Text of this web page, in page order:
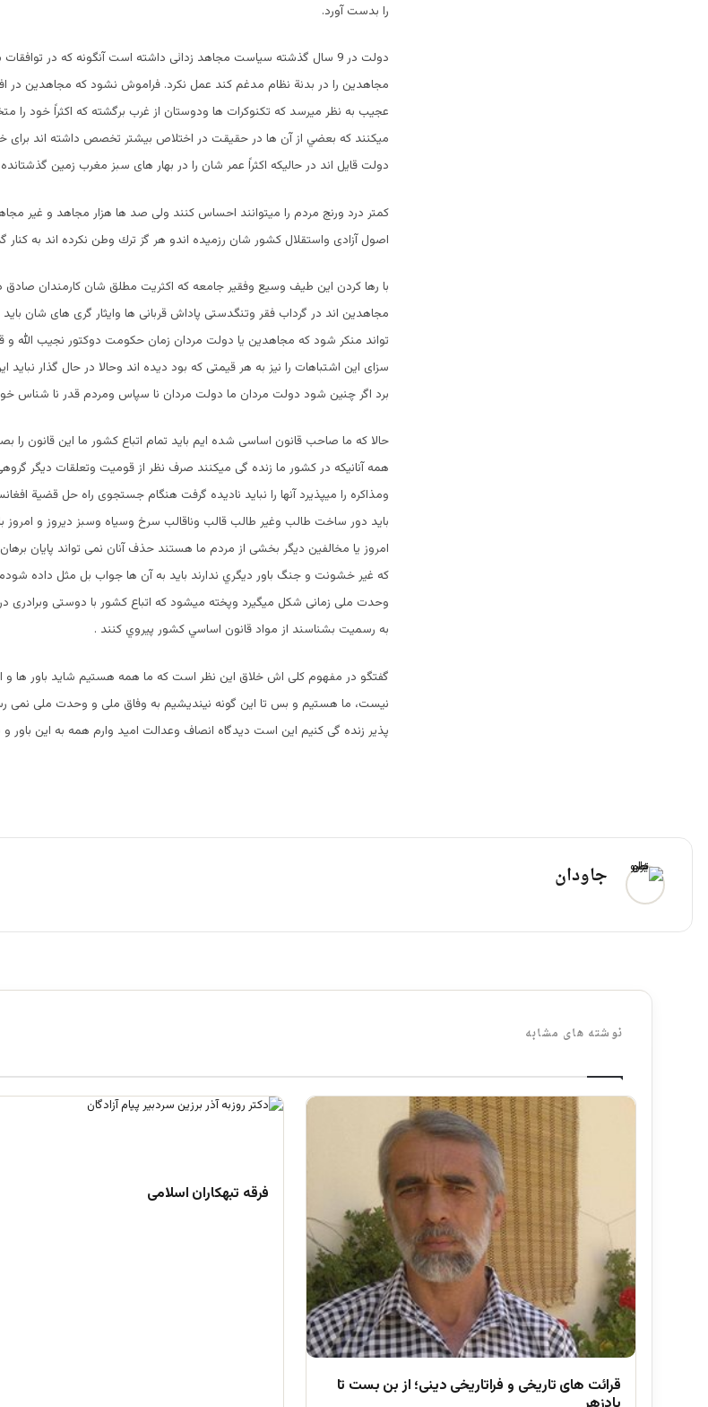
را بدست آورد.
دولت در 9 سال گذشته سیاست مجاهد زدائی داشته است آنگونه که در
مجاهدین را در بدنة نظام مدغم کند عمل نکرد. فراموش نشود که مجاهدین در
عجیب به نظر میرسد که تکنوکرات ها ودوستان از غرب برگشته که اکثراً خود
میکنند كه بعضي از آن ها در حقيقت در اختلاص بيشتر تخصص داشته اند برای
دولت قایل اند در حالیکه اکثراً عمر شان را در بهار های سبز مغرب زمین گذشتانده
کمتر درد ورنج مردم را میتوانند احساس کنند ولی صد ها هزار مجاهد و غير
اصول آزادی واستقلال کشور شان رزمیده اندو هر گز ترك وطن نكرده اند به کنار
با رها کردن این طیف وسیع وفقیر جامعه كه اكثريت مطلق شان كارمندان
مجاهدين اند در گرداب فقر وتنگدستی پاداش قربانی ها وایثار گری های شان
تواند منکر شود که مجاهدین يا دولت مردان زمان حكومت دوكتور نجيب الله و
سزای این اشتباهات را نیز به هر قیمتی که بود دیده اند وحالا در حال گذار نباید
برد اگر چنین شود دولت مردان ما دولت مردان نا سپاس ومردم قدر نا شناس
حالا که ما صاحب قانون اساسی شده ایم باید تمام اتباع کشور ما این قانون را
همه آنانیکه در کشور ما زنده گی میکنند صرف نظر از قومیت وتعلقات دیگر
ومذاکره را میپذیرد آنها را نباید نادیده گرفت هنگام جستجوی راه حل قضیة
باید دور ساخت طالب وغیر طالب قالب وناقالب سرخ وسیاه وسبز ديروز و امروز
امروز یا مخالفین دیگر بخشی از مردم ما هستند حذف آنان نمی تواند پایان برهان
كه غير خشونت و جنگ باور ديگري ندارند بايد به آن ها جواب بل مثل داده
وحدت ملی زمانی شکل میگیرد وپخته میشود که اتباع کشور با دوستی وبرادری
به رسمیت بشناسند از مواد قانون اساسي كشور پيروي كنند .
گفتگو در مفهوم کلی اش خلاق این نظر است که ما همه هستیم شاید باور ها و
نیست، ما هستیم و بس تا این گونه نیندیشیم به وفاق ملی و وحدت ملی نمی
پذیر زنده گی کنیم این است دیدگاه انصاف وعدالت اميد وارم همه به اين باور و
جاودان
نوشته های مشابه
قرائت های تاریخی و فراتاریخی دینی؛ از بن بست تا
فرقه تبهکاران اسلامی